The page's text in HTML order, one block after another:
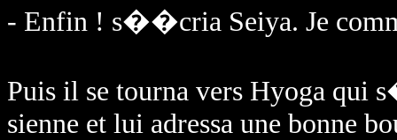
- Enfin ! s��cria Seiya. Je
Puis il se tourna vers Hyoga
sienne et lui adressa une bonne